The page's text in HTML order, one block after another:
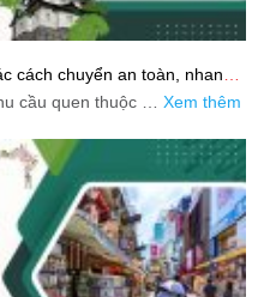
cách chuyển an toàn, nhanh
cầu quen thuộc … Xem thêm